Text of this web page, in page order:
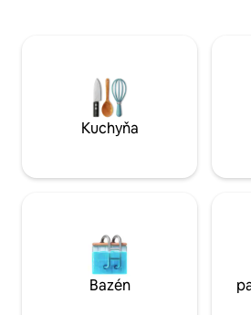
Baziliku a Vezuv, a ktorá je ideálna na
večere pod holým nebom.
Kuchyňa
Bazén